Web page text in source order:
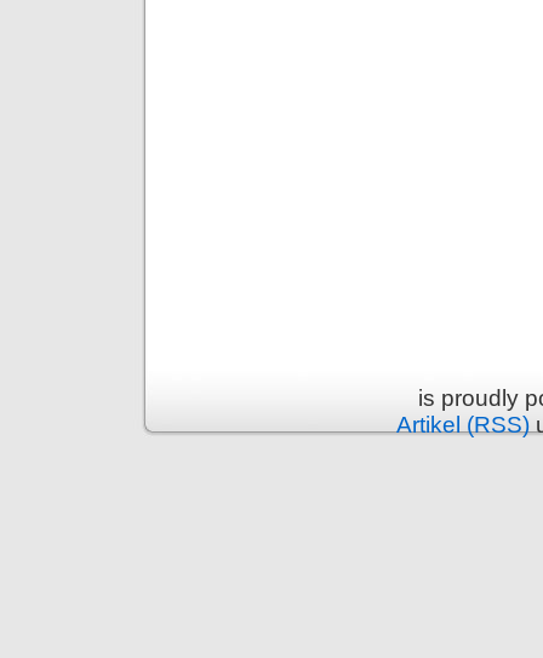
is proudly
Artikel (RSS)